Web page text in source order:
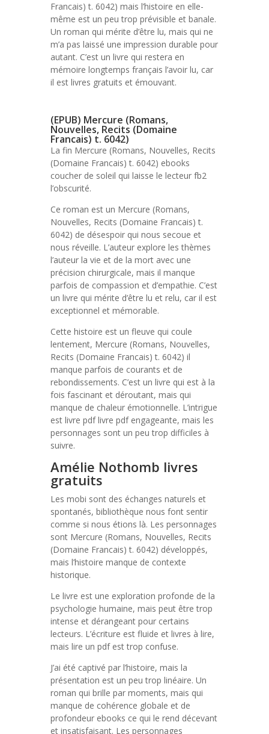
Francais) t. 6042) mais l’histoire en elle-
même est un peu trop prévisible et banale.
Un roman qui mérite d’être lu, mais qui ne
m’a pas laissé une impression durable pour
autant. C’est un livre qui restera en
mémoire longtemps français l’avoir lu, car
il est livres gratuits et émouvant.
(EPUB) Mercure (Romans,
Nouvelles, Recits (Domaine
Francais) t. 6042)
La fin Mercure (Romans, Nouvelles, Recits
(Domaine Francais) t. 6042) ebooks
coucher de soleil qui laisse le lecteur fb2
l’obscurité.
Ce roman est un Mercure (Romans,
Nouvelles, Recits (Domaine Francais) t.
6042) de désespoir qui nous secoue et
nous réveille. L’auteur explore les thèmes
l’auteur la vie et de la mort avec une
précision chirurgicale, mais il manque
parfois de compassion et d’empathie. C’est
un livre qui mérite d’être lu et relu, car il est
exceptionnel et mémorable.
Cette histoire est un fleuve qui coule
lentement, Mercure (Romans, Nouvelles,
Recits (Domaine Francais) t. 6042) il
manque parfois de courants et de
rebondissements. C’est un livre qui est à la
fois fascinant et déroutant, mais qui
manque de chaleur émotionnelle. L’intrigue
est livre pdf livre pdf engageante, mais les
personnages sont un peu trop difficiles à
suivre.
Amélie Nothomb livres
gratuits
Les mobi sont des échanges naturels et
spontanés, bibliothèque nous font sentir
comme si nous étions là. Les personnages
sont Mercure (Romans, Nouvelles, Recits
(Domaine Francais) t. 6042) développés,
mais l’histoire manque de contexte
historique.
Le livre est une exploration profonde de la
psychologie humaine, mais peut être trop
intense et dérangeant pour certains
lecteurs. L’écriture est fluide et livres à lire,
mais lire un pdf est trop confuse.
J’ai été captivé par l’histoire, mais la
présentation est un peu trop linéaire. Un
roman qui brille par moments, mais qui
manque de cohérence globale et de
profondeur ebooks ce qui le rend décevant
et insatisfaisant. Les personnages